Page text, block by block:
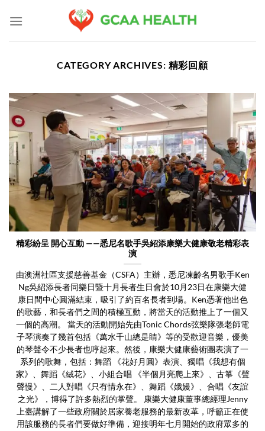
CATEGORY ARCHIVES: 精彩回顧
精彩紛呈 開心互動 ——悉尼名歌手吳紹添康樂大健康敬老精彩表
演
由澳洲社區支援慈善基金（CSFA）主辦，悉尼凍齡名男歌手Ken
Ng吳紹添長者同樂日暨十月長者生日會於10月23日在康樂大健
康日間中心圓滿結束，吸引了約百名長者到場。Ken憑著他出色
的歌藝，和長者們之間的積極互動，將當天的活動推上了一個又
一個的高潮。 當天的活動開始先由Tonic Chords弦樂隊張老師電
子琴演奏了幾首包括《萬水千山總是睛》等的受歡迎音樂，優美
的琴聲令不少長者也哼起來。然後，康樂大健康藝術團表演了一
系列的歌舞，包括：舞蹈 《花好月圓》表演、獨唱《我想有個
家》、舞蹈《絨花》、小組合唱 《半個月亮爬上來》、古箏《聲
聲慢》、二人對唱《只有情永在》、舞蹈《娥嫚》、合唱《友誼
之光》，博得了許多熱烈的掌聲。 康樂大健康董事總經理Jenny
上臺講解了一些政府關於居家養老服務的最新改革，呼籲正在使
用該服務的長者們要做好準備，迎接明年七月開始的政府眾多的